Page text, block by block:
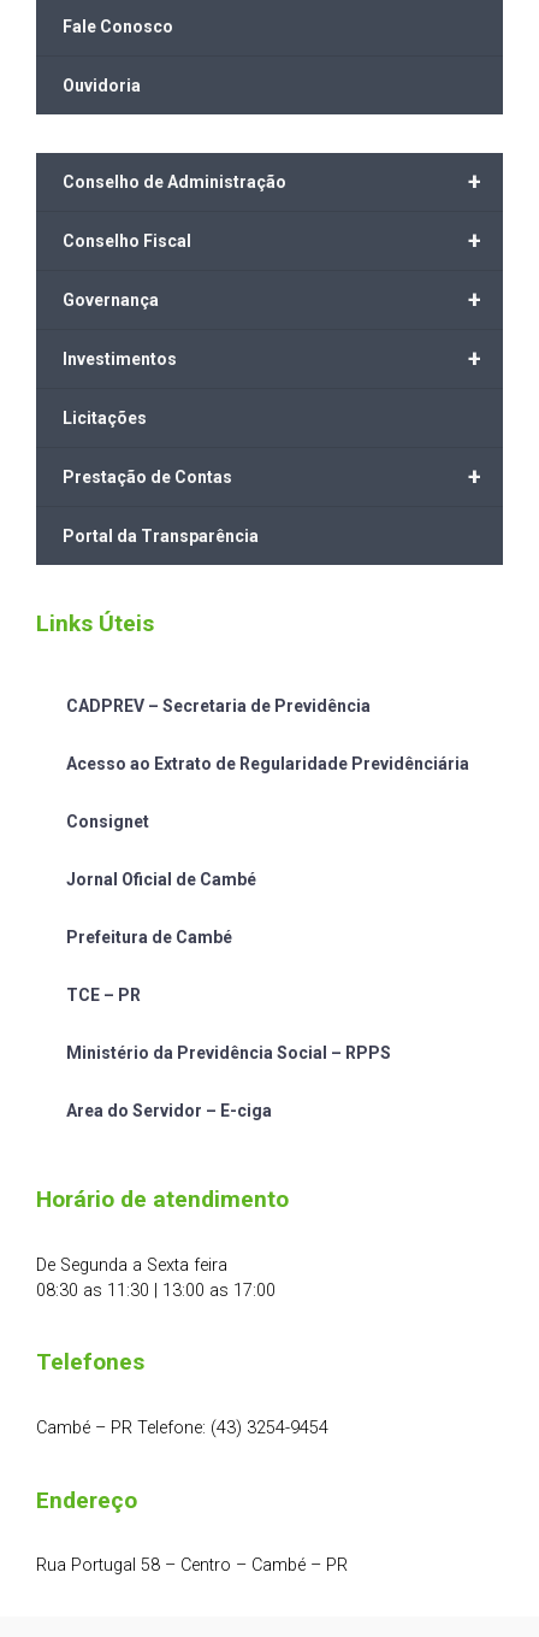
Fale Conosco
Ouvidoria
+
Conselho de Administração
+
Conselho Fiscal
+
Governança
+
Investimentos
Licitações
+
Prestação de Contas
Portal da Transparência
Links Úteis
CADPREV – Secretaria de Previdência
Acesso ao Extrato de Regularidade Previdênciária
Consignet
Jornal Oficial de Cambé
Prefeitura de Cambé
TCE – PR
Ministério da Previdência Social – RPPS
Area do Servidor – E-ciga
Horário de atendimento
De Segunda a Sexta feira
08:30 as 11:30 | 13:00 as 17:00
Telefones
Cambé – PR Telefone: (43) 3254-9454
Endereço
Rua Portugal 58 – Centro – Cambé – PR